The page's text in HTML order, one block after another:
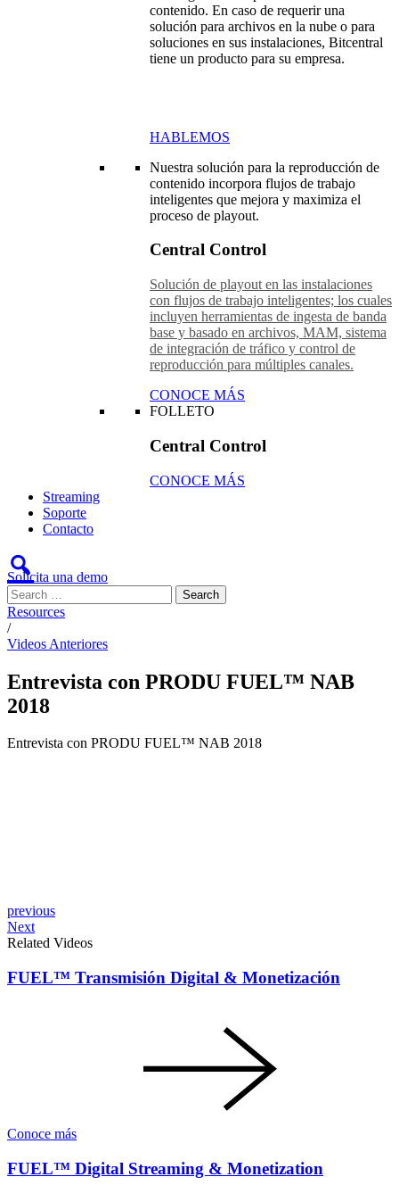
contenido. En caso de requerir una
solución para archivos en la nube o para
soluciones en sus instalaciones, Bitcentral
tiene un producto para su empresa.
HABLEMOS
Nuestra solución para la reproducción de
contenido incorpora flujos de trabajo
inteligentes que mejora y maximiza el
proceso de playout.
Central Control
Solución de playout en las instalaciones
con flujos de trabajo inteligentes; los cuales
incluyen herramientas de ingesta de banda
base y basado en archivos, MAM, sistema
de integración de tráfico y control de
reproducción para múltiples canales.
CONOCE MÁS
FOLLETO
Central Control
CONOCE MÁS
Streaming
Soporte
Contacto
Solicita una demo
Resources
/
Videos Anteriores
Entrevista con PRODU FUEL™ NAB
2018
Entrevista con PRODU FUEL™ NAB 2018
Post
navigation
previous
Next
Related Videos
FUEL™ Transmisión Digital & Monetización
Conoce más
FUEL™ Digital Streaming & Monetization